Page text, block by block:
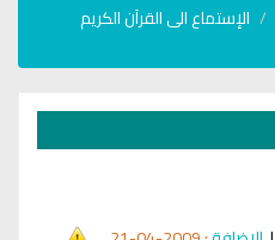
الإستماع الى القرآن الكريم